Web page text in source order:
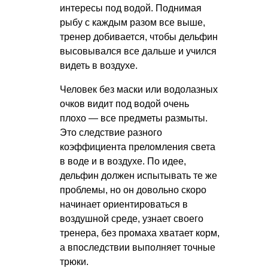
интересы под водой. Поднимая
рыбу с каждым разом все выше,
тренер добивается, чтобы дельфин
высовывался все дальше и учился
видеть в воздухе.
Человек без маски или водолазных
очков видит под водой очень
плохо — все предметы размыты.
Это следствие разного
коэффициента преломления света
в воде и в воздухе. По идее,
дельфин должен испытывать те же
проблемы, но он довольно скоро
начинает ориентироваться в
воздушной среде, узнает своего
тренера, без промаха хватает корм,
а впоследствии выполняет точные
трюки.